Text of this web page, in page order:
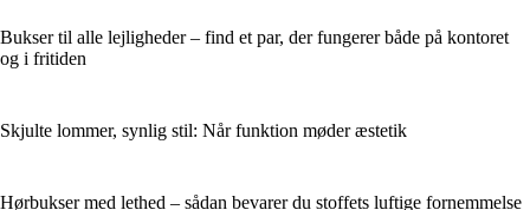
Bukser til alle lejligheder – find et par, der fungerer både på kontoret
og i fritiden
Skjulte lommer, synlig stil: Når funktion møder æstetik
Hørbukser med lethed – sådan bevarer du stoffets luftige fornemmelse